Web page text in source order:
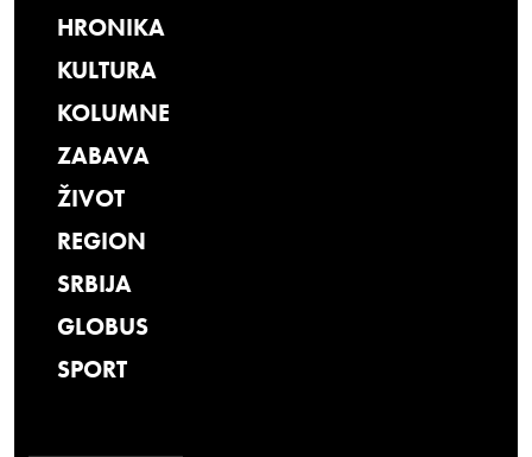
HRONIKA
KULTURA
KOLUMNE
ZABAVA
ŽIVOT
REGION
SRBIJA
GLOBUS
SPORT